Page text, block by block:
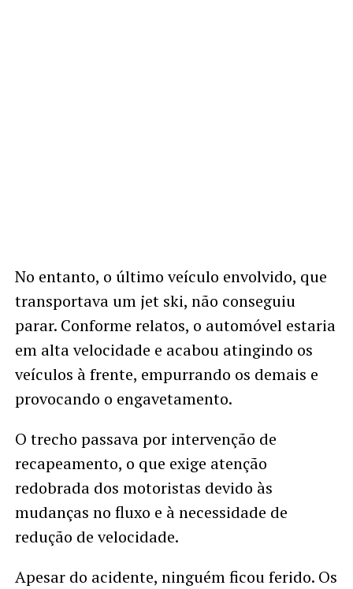
No entanto, o último veículo envolvido, que
transportava um jet ski, não conseguiu
parar. Conforme relatos, o automóvel estaria
em alta velocidade e acabou atingindo os
veículos à frente, empurrando os demais e
provocando o engavetamento.
O trecho passava por intervenção de
recapeamento, o que exige atenção
redobrada dos motoristas devido às
mudanças no fluxo e à necessidade de
redução de velocidade.
Apesar do acidente, ninguém ficou ferido. Os